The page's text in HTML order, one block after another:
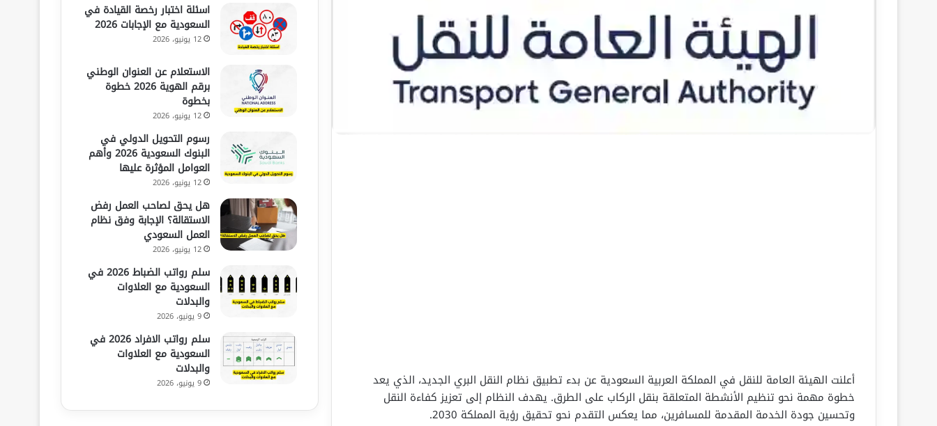
أعلنت الهيئة العامة للنقل في المملكة العربية السعودية عن بدء تطبيق نظام النقل البري الجديد، الذي يعد
خطوة مهمة نحو تنظيم الأنشطة المتعلقة بنقل الركاب على الطرق. يهدف النظام إلى تعزيز كفاءة النقل
وتحسين جودة الخدمة المقدمة للمسافرين، مما يعكس التقدم نحو تحقيق رؤية المملكة 2030.
اسئلة اختبار رخصة القيادة في
السعودية مع الإجابات 2026
12 يونيو، 2026
الاستعلام عن العنوان الوطني
برقم الهوية 2026 خطوة
بخطوة
12 يونيو، 2026
رسوم التحويل الدولي في
البنوك السعودية 2026 وأهم
العوامل المؤثرة عليها
12 يونيو، 2026
هل يحق لصاحب العمل رفض
الاستقالة؟ الإجابة وفق نظام
العمل السعودي
12 يونيو، 2026
سلم رواتب الضباط 2026 في
السعودية مع العلاوات
والبدلات
9 يونيو، 2026
سلم رواتب الافراد 2026 في
السعودية مع العلاوات
والبدلات
9 يونيو، 2026